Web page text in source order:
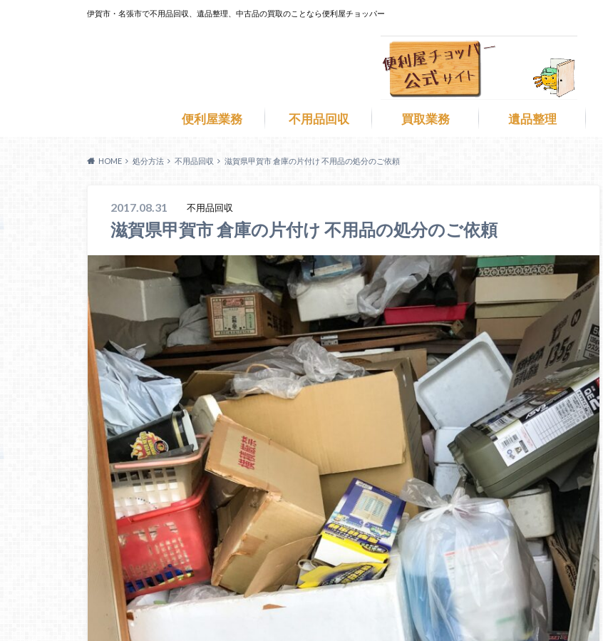
伊賀市・名張市で不用品回収、遺品整理、中古品の買取のことなら便利屋チョッパー
便利屋業務 不用品回収 買取業務 遺品整理
HOME 処分方法 不用品回収 滋賀県甲賀市 倉庫の片付け 不用品の処分のご依頼
2017.08.31 不用品回収
滋賀県甲賀市 倉庫の片付け 不用品の処分のご依頼